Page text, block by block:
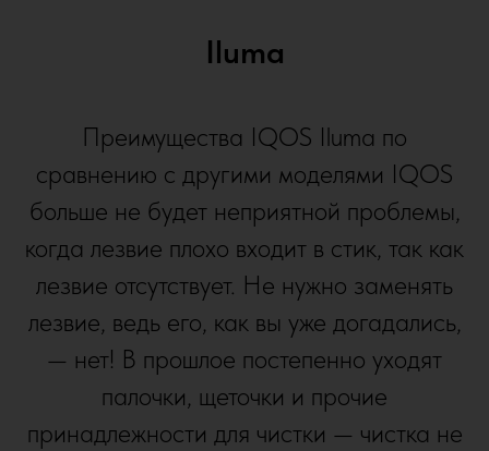
Iluma
Преимущества IQOS Iluma по
сравнению с другими моделями IQOS
больше не будет неприятной проблемы,
когда лезвие плохо входит в стик, так как
лезвие отсутствует. Не нужно заменять
лезвие, ведь его, как вы уже догадались,
— нет! В прошлое постепенно уходят
палочки, щеточки и прочие
принадлежности для чистки — чистка не